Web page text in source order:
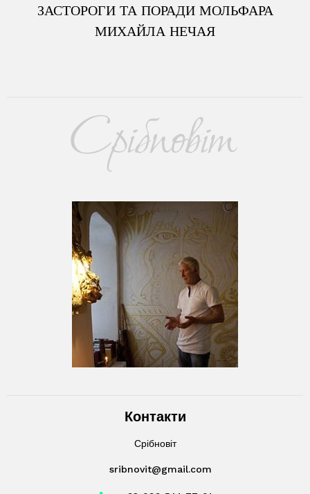
ЗАСТОРОГИ ТА ПОРАДИ МОЛЬФАРА
МИХАЙЛА НЕЧАЯ
Контакти
Срібновіт
sribnovit@gmail.com